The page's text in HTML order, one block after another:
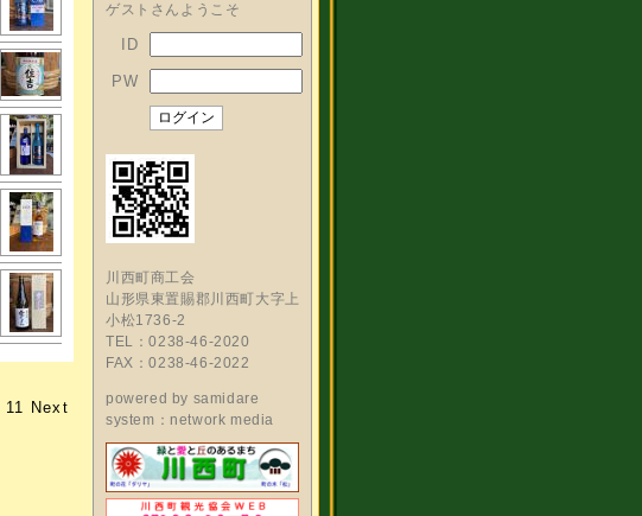
11 Next
ゲストさんようこそ
ID
PW
川西町商工会
山形県東置賜郡川西町大字上
小松1736-2
TEL：0238-46-2020
FAX：0238-46-2022
powered by samidare
system：network media